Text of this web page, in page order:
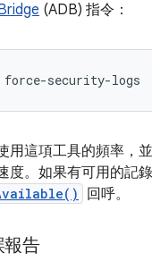
(ADB) 指令：
force-security-logs
用這項工具的頻率，
度。如果有可用的記
回呼。
報告